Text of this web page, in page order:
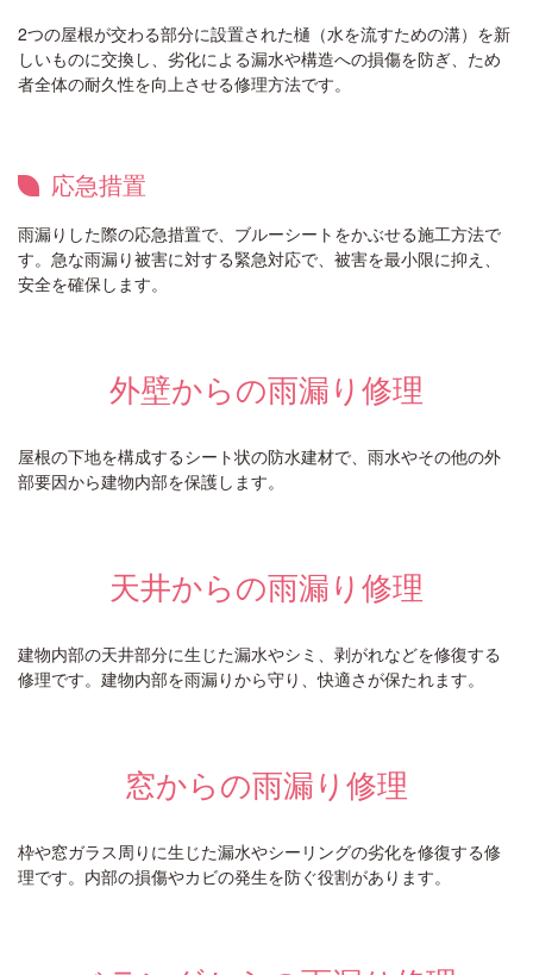
2つの屋根が交わる部分に設置された樋（水を流すための溝）を新
しいものに交換し、劣化による漏水や構造への損傷を防ぎ、ため
者全体の耐久性を向上させる修理方法です。
応急措置
雨漏りした際の応急措置で、ブルーシートをかぶせる施工方法で
す。急な雨漏り被害に対する緊急対応で、被害を最小限に抑え、
安全を確保します。
外壁からの雨漏り修理
屋根の下地を構成するシート状の防水建材で、雨水やその他の外
部要因から建物内部を保護します。
天井からの雨漏り修理
建物内部の天井部分に生じた漏水やシミ、剥がれなどを修復する
修理です。建物内部を雨漏りから守り、快適さが保たれます。
窓からの雨漏り修理
枠や窓ガラス周りに生じた漏水やシーリングの劣化を修復する修
理です。内部の損傷やカビの発生を防ぐ役割があります。